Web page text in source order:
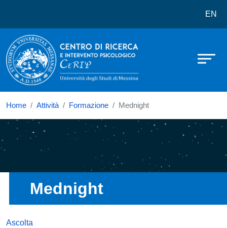
Centro di ricerca e intervento EN
Home Attività Formazione Mednight
Immagine
Mednight
Ascolta